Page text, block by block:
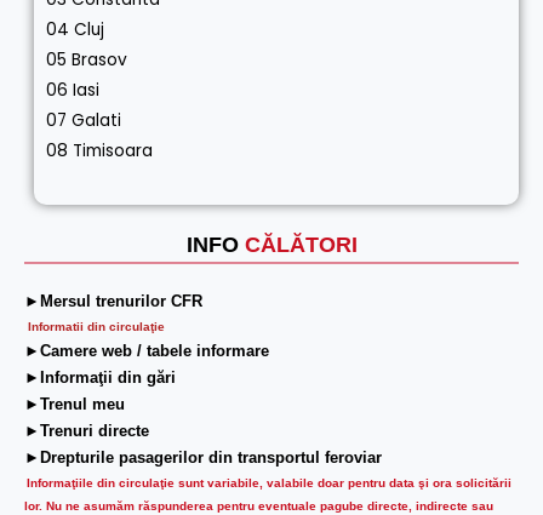
INFO CĂLĂTORI
►Mersul trenurilor CFR
Informatii din circulaţie
►Camere web / tabele informare
►Informaţii din gări
►Trenul meu
►Trenuri directe
►Drepturile pasagerilor din transportul feroviar
Informaţiile din circulaţie sunt variabile, valabile doar pentru data şi ora solicitării
lor. Nu ne asumăm răspunderea pentru eventuale pagube directe, indirecte sau
04 Cluj
05 Brasov
06 Iasi
07 Galati
08 Timisoara